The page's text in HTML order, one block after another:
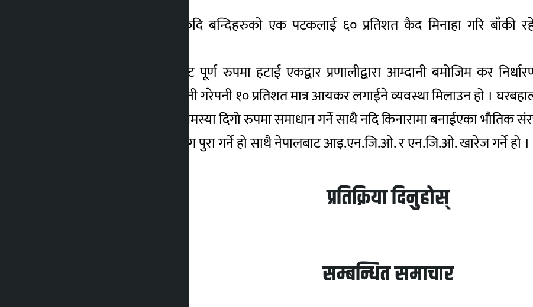
(२४) कारागारमा रहेका कैदि बन्दिहरुको एक पटकलाई ६० प्रतिशत कैद मिनाहा गरि बाँकी
(२५) पाँच बर्ष भित्रमा भ्याट पूर्ण रुपमा हटाई एकद्वार प्रणालीद्वारा आम्दानी बमोजिम कर
प्राविधिकहरुले जति आम्दानी गरेपनी १० प्रतिशत मात्र आयकर लगाईने व्यवस्था मिलाउन हो ।
(२६) भूमिहिन, सुकुम्बासी समस्या दिगो रुपमा समाधान गर्ने साथै नदि किनारामा बनाईएका भौतिक
(२७) जेन–जीका जायज माग पुरा गर्ने हो साथै नेपालबाट आइ.एन.जि.ओ. र एन.जि.ओ. खारेज गर्ने हो ।
प्रतिक्रिया दिनुहोस्
सम्बन्धित समाचार